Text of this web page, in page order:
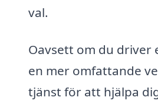
val.
Oavsett om du
en mer omfattande
tjänst för att hjälpa